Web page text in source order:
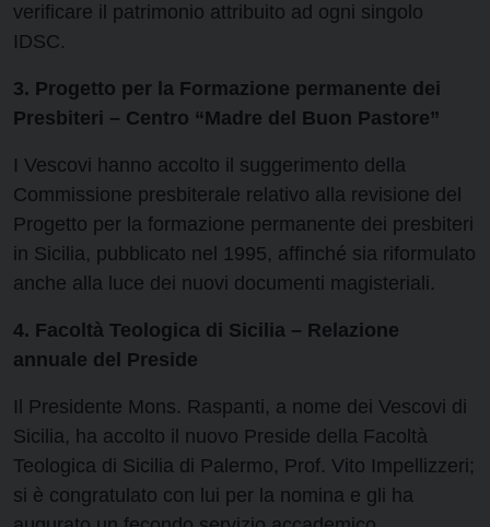
verificare il patrimonio attribuito ad ogni singolo
IDSC.
3. Progetto per la Formazione permanente dei
Presbiteri – Centro “Madre del Buon Pastore”
I Vescovi hanno accolto il suggerimento della
Commissione presbiterale relativo alla revisione del
Progetto per la formazione permanente dei presbiteri
in Sicilia, pubblicato nel 1995, affinché sia riformulato
anche alla luce dei nuovi documenti magisteriali.
4. Facoltà Teologica di Sicilia – Relazione
annuale del Preside
Il Presidente Mons. Raspanti, a nome dei Vescovi di
Sicilia, ha accolto il nuovo Preside della Facoltà
Teologica di Sicilia di Palermo, Prof. Vito Impellizzeri;
si è congratulato con lui per la nomina e gli ha